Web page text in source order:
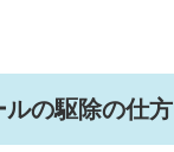
の駆除の仕方